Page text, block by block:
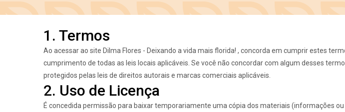
1. Termos
Ao acessar ao site Dilma Flores - Deixando a vida mais florida! , concorda em cumprir estes
cumprimento de todas as leis locais aplicáveis. Se você não concordar com algum desses
protegidos pelas leis de direitos autorais e marcas comerciais aplicáveis.
2. Uso de Licença
É concedida permissão para baixar temporariamente uma cópia dos materiais (informações